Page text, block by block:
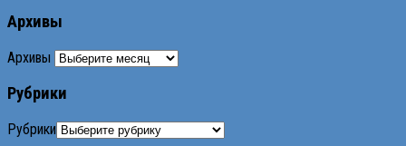
Архивы
Архивы
Рубрики
Рубрики